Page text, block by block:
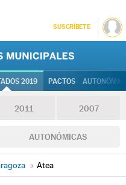
SUSCRÍBETE
2019 PACTOS
2011 2007
AUTONÓMICAS
» Atea